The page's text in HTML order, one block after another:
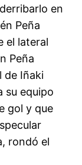
en
Peña
el lateral
Peña
de Iñaki
su equipo
gol y que
rondó el